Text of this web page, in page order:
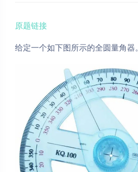
原题链接
给定一个如下图所示的全圆量角器。